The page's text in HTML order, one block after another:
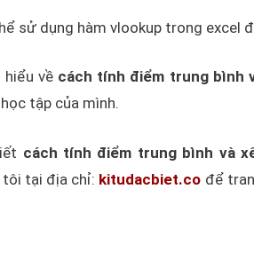
sử dụng hàm vlookup trong excel
về cách tính điểm trung bình
tập của mình.
cách tính điểm trung bình và
tôi tại địa chỉ: kitudacbiet.co để